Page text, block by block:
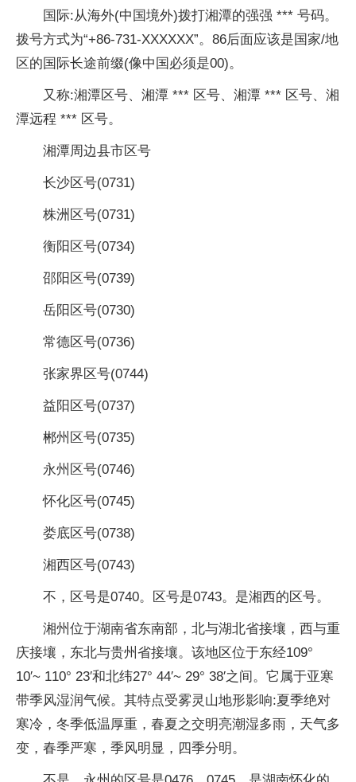
国际:从海外(中国境外)拨打湘潭的强强 *** 号码。
拨号方式为“+86-731-XXXXXX”。86后面应该是国家/地
区的国际长途前缀(像中国必须是00)。
又称:湘潭区号、湘潭 *** 区号、湘潭 *** 区号、湘
潭远程 *** 区号。
湘潭周边县市区号
长沙区号(0731)
株洲区号(0731)
衡阳区号(0734)
邵阳区号(0739)
岳阳区号(0730)
常德区号(0736)
张家界区号(0744)
益阳区号(0737)
郴州区号(0735)
永州区号(0746)
怀化区号(0745)
娄底区号(0738)
湘西区号(0743)
不，区号是0740。区号是0743。是湘西的区号。
湘州位于湖南省东南部，北与湖北省接壤，西与重
庆接壤，东北与贵州省接壤。该地区位于东经109°
10′~ 110° 23′和北纬27° 44′~ 29° 38′之间。它属于亚寒
带季风湿润气候。其特点受雾灵山地形影响:夏季绝对
寒冷，冬季低温厚重，春夏之交明亮潮湿多雨，天气多
变，春季严寒，季风明显，四季分明。